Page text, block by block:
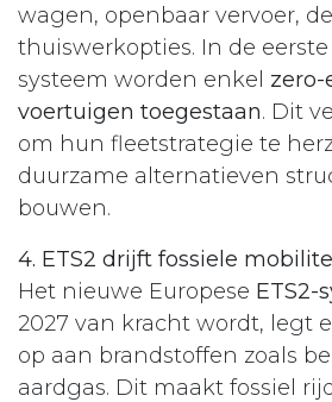
wagen, openbaar vervoer,
thuiswerkopties. In de
systeem worden enkel zero-
voertuigen toegestaan. Dit
om hun fleetstrategie te
duurzame alternatieven
bouwen.​
4. ETS2 drijft fossiele
Het nieuwe Europese ETS2-
2027 van kracht wordt, legt
op aan brandstoffen zoals
aardgas. Dit maakt fossiel